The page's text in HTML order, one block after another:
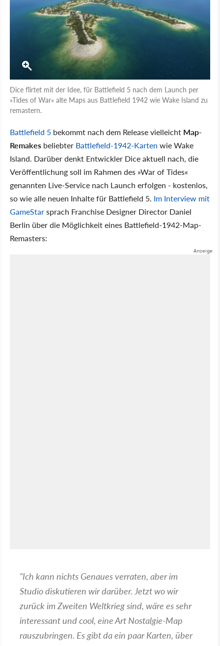
Dice flirtet mit der Idee, für Battlefield 5 nach dem Launch per
»Tides of War« alte Maps aus Battlefield 1942 wie Wake Island zu
remastern.
Battlefield 5 bekommt nach dem Release vielleicht Map-
Remakes beliebter Battlefield-1942-Karten wie Wake
Island. Darüber denkt Entwickler Dice aktuell nach, die
Veröffentlichung soll im Rahmen des »War of Tides«
genannten Live-Service nach Launch erfolgen - kostenlos,
so wie alle neuen Inhalte für Battlefield 5. Im Interview mit
GameStarsprach Franchise Designer Director Daniel
Berlin über die Möglichkeit eines Battlefield-1942-Map-
Remasters:
"Ich kann nichts Genaues verraten, aber im
Studio diskutieren wir darüber. Jetzt wo wir
zurück im Zweiten Weltkrieg sind, wäre es sehr
interessant und cool, eine Art Nostalgie-Map
rauszubringen. Es gibt da ein paar Karten, über